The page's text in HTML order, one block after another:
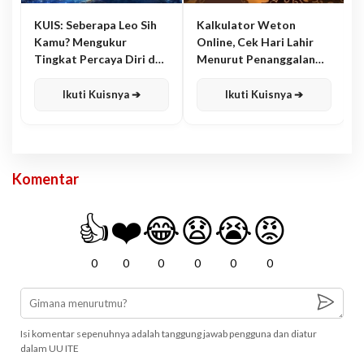
KUIS: Seberapa Leo Sih
Kamu? Mengukur
Tingkat Percaya Diri dan
Ikuti Kuisnya ➔
Kalkulator Weton
Online, Cek Hari Lahir
Menurut Penanggalan
Ikuti Kuisnya ➔
Komentar
👍
0
❤️
0
😂
0
😧
0
😭
0
😡
0
Isi komentar sepenuhnya adalah tanggung jawab pengguna dan diatur
dalam UU ITE